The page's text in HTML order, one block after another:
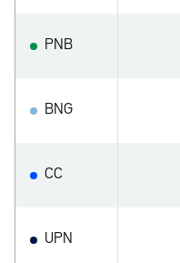
PNB
BNG
CC
UPN